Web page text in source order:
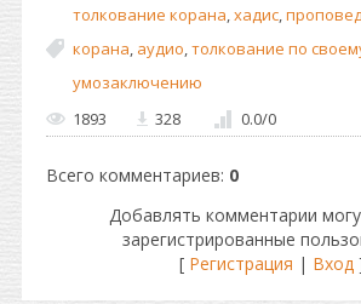
толкование корана хадис
корана аудио толкование по
умозаключению
1893
328 0.0/0
Всего комментариев: 0
Добавлять комментарии
зарегистрированные
[ Регистрация | Вход